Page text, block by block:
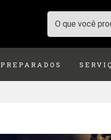
PREPARADOS